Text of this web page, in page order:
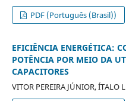
PDF (Português (Brasil))
EFICIÊNCIA ENERGÉTICA:
POTÊNCIA POR MEIO DA
CAPACITORES
VITOR PEREIRA JÚNIOR, ÍTALO